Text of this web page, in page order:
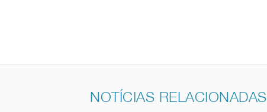
NOTÍCIAS RELACIONADAS